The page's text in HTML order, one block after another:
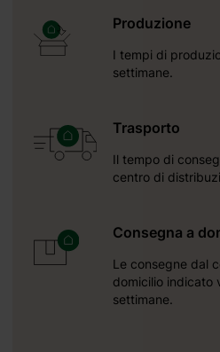
Produzione
I tempi di
settimane.
Trasporto
Il tempo di
centro di
Consegna a
Le consegne dal
domicilio indicato
settimane.